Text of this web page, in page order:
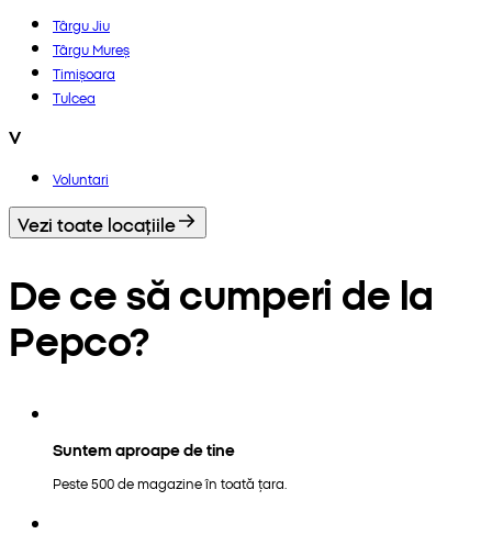
Târgu Jiu
Târgu Mureș
Timișoara
Tulcea
V
Voluntari
Vezi toate locațiile
De ce să cumperi de la
Pepco?
Suntem aproape de tine
Peste 500 de magazine în toată țara.